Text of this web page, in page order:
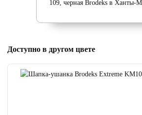
Доступно в другом цвете